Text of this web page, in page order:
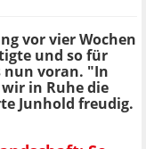
vor vier Wochen
und so für
nun voran. "In
in Ruhe die
Junhold freudig.